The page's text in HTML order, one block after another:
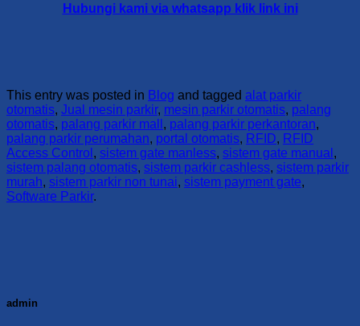
Hubungi kami via whatsapp klik link ini
This entry was posted in Blog and tagged alat parkir
otomatis, Jual mesin parkir, mesin parkir otomatis, palang
otomatis, palang parkir mall , palang parkir perkantoran,
palang parkir perumahan, portal otomatis, RFID, RFID
Access Control , sistem gate manless, sistem gate manual ,
sistem palang otomatis, sistem parkir cashless, sistem parkir
murah, sistem parkir non tunai, sistem payment gate,
Software Parkir.
admin